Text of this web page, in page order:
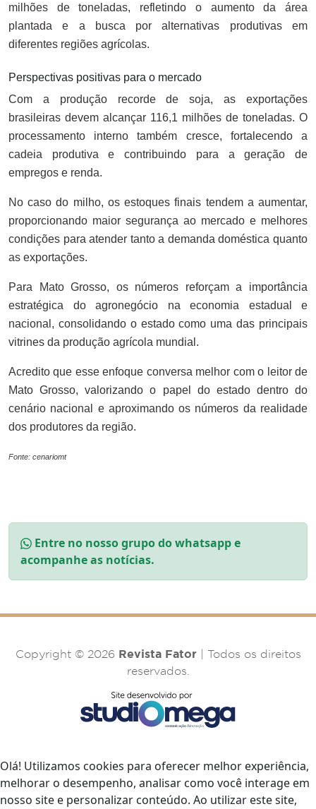
milhões de toneladas, refletindo o aumento da área
plantada e a busca por alternativas produtivas em
diferentes regiões agrícolas.
Perspectivas positivas para o mercado
Com a produção recorde de soja, as exportações
brasileiras devem alcançar 116,1 milhões de toneladas. O
processamento interno também cresce, fortalecendo a
cadeia produtiva e contribuindo para a geração de
empregos e renda.
No caso do milho, os estoques finais tendem a aumentar,
proporcionando maior segurança ao mercado e melhores
condições para atender tanto a demanda doméstica quanto
as exportações.
Para Mato Grosso, os números reforçam a importância
estratégica do agronegócio na economia estadual e
nacional, consolidando o estado como uma das principais
vitrines da produção agrícola mundial.
Acredito que esse enfoque conversa melhor com o leitor de
Mato Grosso, valorizando o papel do estado dentro do
cenário nacional e aproximando os números da realidade
dos produtores da região.
Fonte: cenariomt
Entre no nosso grupo do whatsapp e
acompanhe as notícias.
Copyright © 2026 Revista Fator| Todos os direitos
reservados.
Olá! Utilizamos cookies para oferecer melhor experiência,
melhorar o desempenho, analisar como você interage em
nosso site e personalizar conteúdo. Ao utilizar este site,